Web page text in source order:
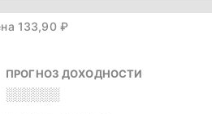
133,90 ₽
ПРОГНОЗ ДОХОДНОСТИ
░░░░░░